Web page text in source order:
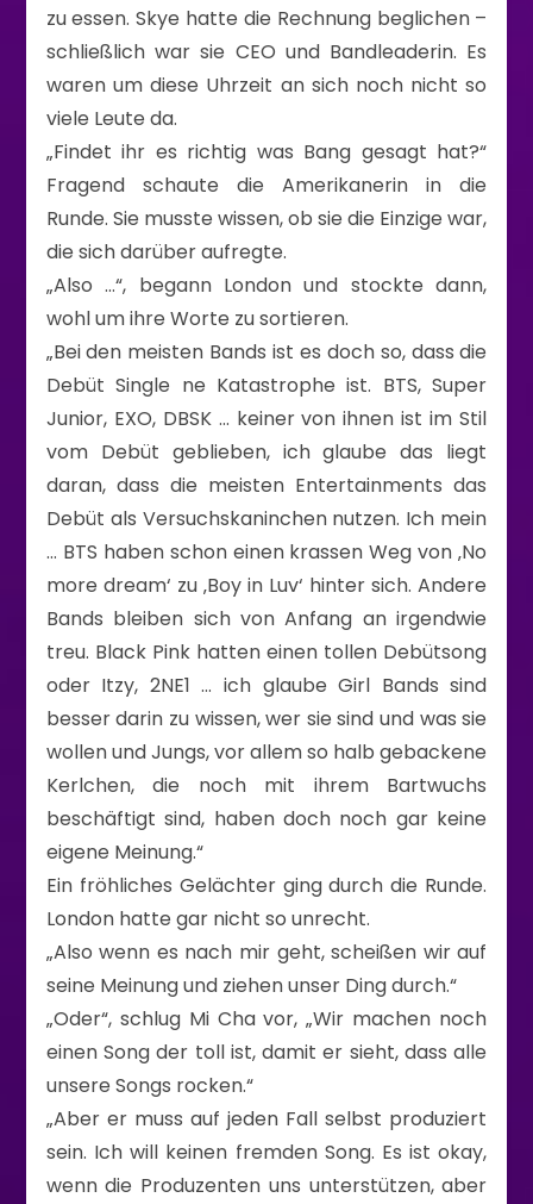
zu essen. Skye hatte die Rechnung beglichen –
schließlich war sie CEO und Bandleaderin. Es
waren um diese Uhrzeit an sich noch nicht so
viele Leute da.
„Findet ihr es richtig was Bang gesagt hat?“
Fragend schaute die Amerikanerin in die
Runde. Sie musste wissen, ob sie die Einzige war,
die sich darüber aufregte.
„Also …“, begann London und stockte dann,
wohl um ihre Worte zu sortieren.
„Bei den meisten Bands ist es doch so, dass die
Debüt Single ne Katastrophe ist. BTS, Super
Junior, EXO, DBSK … keiner von ihnen ist im Stil
vom Debüt geblieben, ich glaube das liegt
daran, dass die meisten Entertainments das
Debüt als Versuchskaninchen nutzen. Ich mein
… BTS haben schon einen krassen Weg von ‚No
more dream‘ zu ‚Boy in Luv‘ hinter sich. Andere
Bands bleiben sich von Anfang an irgendwie
treu. Black Pink hatten einen tollen Debütsong
oder Itzy, 2NE1 … ich glaube Girl Bands sind
besser darin zu wissen, wer sie sind und was sie
wollen und Jungs, vor allem so halb gebackene
Kerlchen, die noch mit ihrem Bartwuchs
beschäftigt sind, haben doch noch gar keine
eigene Meinung.“
Ein fröhliches Gelächter ging durch die Runde.
London hatte gar nicht so unrecht.
„Also wenn es nach mir geht, scheißen wir auf
seine Meinung und ziehen unser Ding durch.“
„Oder“, schlug Mi Cha vor, „Wir machen noch
einen Song der toll ist, damit er sieht, dass alle
unsere Songs rocken.“
„Aber er muss auf jeden Fall selbst produziert
sein. Ich will keinen fremden Song. Es ist okay,
wenn die Produzenten uns unterstützen, aber